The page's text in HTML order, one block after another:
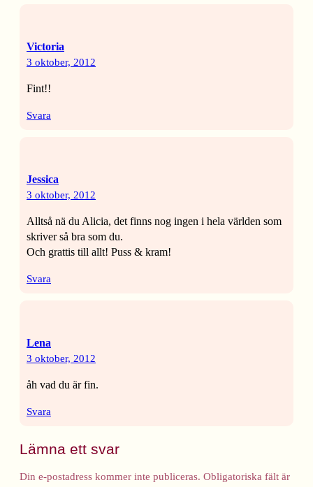
Victoria
3 oktober, 2012
Fint!!
Svara
Jessica
3 oktober, 2012
Alltså nä du Alicia, det finns nog ingen i hela världen som
skriver så bra som du.
Och grattis till allt! Puss & kram!
Svara
Lena
3 oktober, 2012
åh vad du är fin.
Svara
Lämna ett svar
Din e-postadress kommer inte publiceras. Obligatoriska fält är